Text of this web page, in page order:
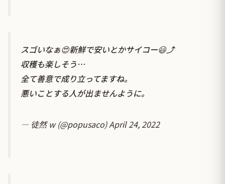
スゴいなぁ😍新鮮で安いとかサイコー😃⤴️
収穫も楽しそう…
全て善意で成り立ってますね。
悪いことする人が出ませんように。
— 徒然 w (@popusaco)April 24, 2022